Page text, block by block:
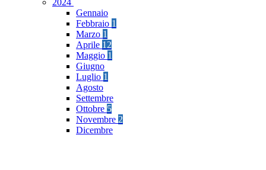
2024
Gennaio
Febbraio 1
Marzo 1
Aprile 12
Maggio 1
Giugno
Luglio 1
Agosto
Settembre
Ottobre 5
Novembre 2
Dicembre